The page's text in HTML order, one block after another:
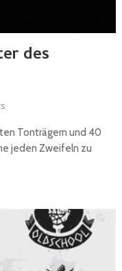
des
Tonträgern und 40
jeden Zweifeln zu